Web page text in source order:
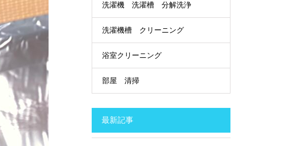
洗濯機 洗濯槽 分解洗浄
洗濯機槽 クリーニング
浴室クリーニング
部屋 清掃
最新記事